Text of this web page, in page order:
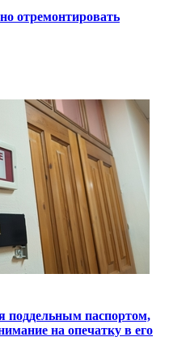
отремонтировать
поддельным паспортом,
на опечатку в его